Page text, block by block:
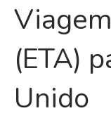
(ETA)
Unido